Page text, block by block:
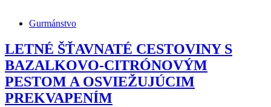
Gurmánstvo
LETNÉ ŠŤAVNATÉ CESTOVINY S
BAZALKOVO-CITRÓNOVÝM
PESTOM A OSVIEŽUJÚCIM
PREKVAPENÍM